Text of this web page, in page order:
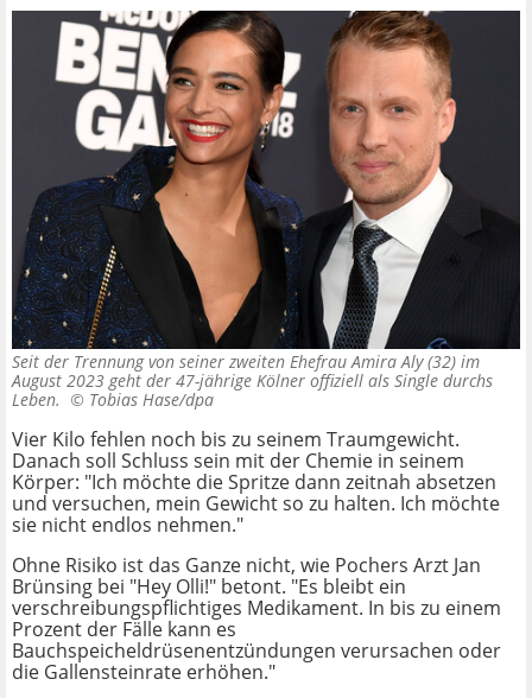
Seit der Trennung von seiner zweiten Ehefrau Amira Aly (32) im
August 2023 geht der 47-jährige Kölner offiziell als Single durchs
Leben. © Tobias Hase/dpa
Vier Kilo fehlen noch bis zu seinem Traumgewicht.
Danach soll Schluss sein mit der Chemie in seinem
Körper: "Ich möchte die Spritze dann zeitnah absetzen
und versuchen, mein Gewicht so zu halten. Ich möchte
sie nicht endlos nehmen."
Ohne Risiko ist das Ganze nicht, wie Pochers Arzt Jan
Brünsing bei "Hey Olli!" betont. "Es bleibt ein
verschreibungspflichtiges Medikament. In bis zu einem
Prozent der Fälle kann es
Bauchspeicheldrüsenentzündungen verursachen oder
die Gallensteinrate erhöhen."